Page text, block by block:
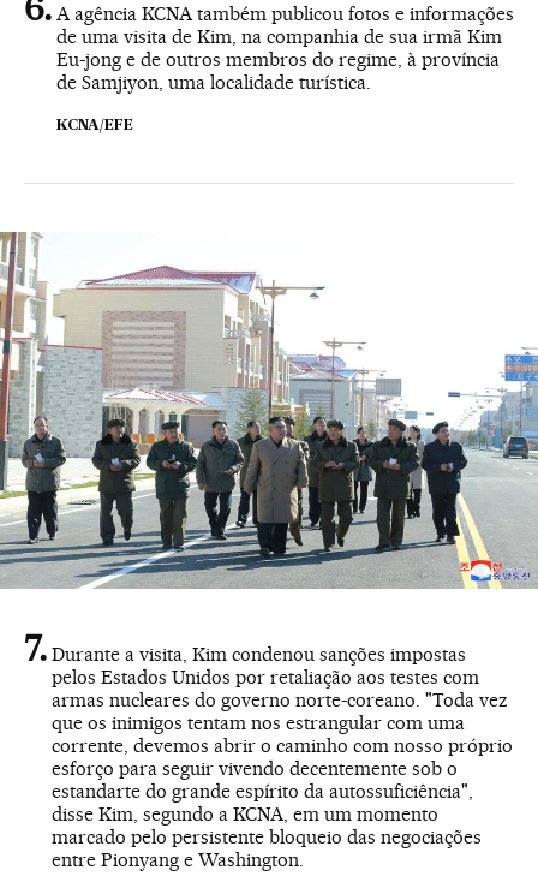
A agência KCNA também publicou fotos e informações
de uma visita de Kim, na companhia de sua irmã Kim
Eu-jong e de outros membros do regime, à província
de Samjiyon, uma localidade turística.
KCNA/EFE
Durante a visita, Kim condenou sanções impostas
pelos Estados Unidos por retaliação aos testes com
armas nucleares do governo norte-coreano. "Toda vez
que os inimigos tentam nos estrangular com uma
corrente, devemos abrir o caminho com nosso próprio
esforço para seguir vivendo decentemente sob o
estandarte do grande espírito da autossuficiência",
disse Kim, segundo a KCNA, em um momento
marcado pelo persistente bloqueio das negociações
entre Pionyang e Washington.